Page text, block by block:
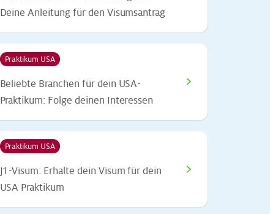
Deine Anleitung für den Visumsantrag
Praktikum USA
Beliebte Branchen für dein USA-
Praktikum: Folge deinen Interessen
>
Praktikum USA
J1-Visum: Erhalte dein Visum für dein
USA Praktikum
>